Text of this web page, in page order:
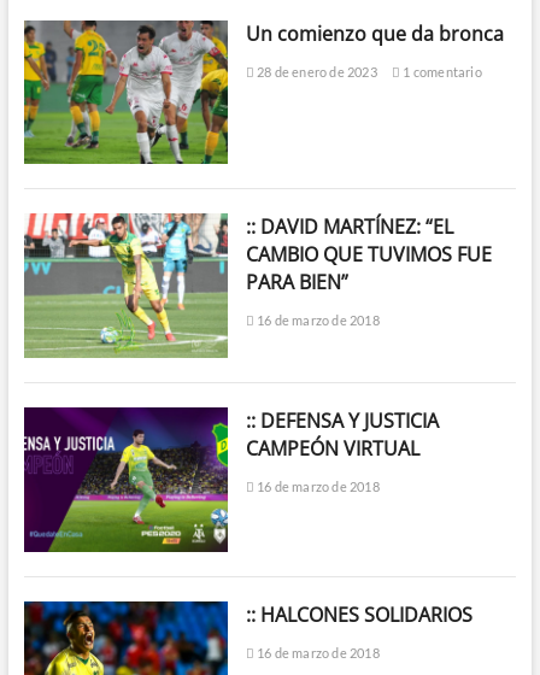
Un comienzo que da bronca
28 de enero de 2023 1 comentario
:: DAVID MARTÍNEZ: “EL
CAMBIO QUE TUVIMOS FUE
PARA BIEN”
16 de marzo de 2018
:: DEFENSA Y JUSTICIA
CAMPEÓN VIRTUAL
16 de marzo de 2018
:: HALCONES SOLIDARIOS
16 de marzo de 2018